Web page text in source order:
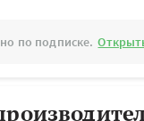
по подписке.